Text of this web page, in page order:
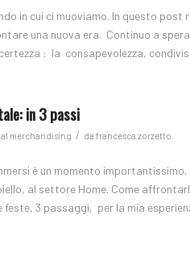
in cui ci muoviamo. In questo
una nuova era. Continuo a
certezza : la consapevolezza,
in 3 passi
merchandising / da francesca zorzetto
è un momento
al settore Home. Come
feste, 3 passaggi, per la mia